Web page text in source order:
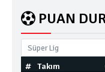
PUAN
Süper Lig
# Takım